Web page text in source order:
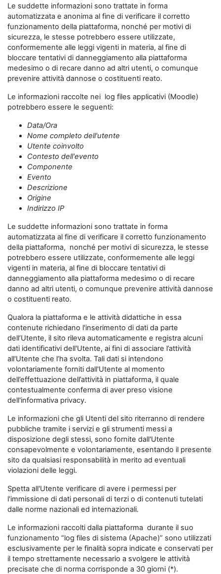
Le suddette informazioni sono trattate in forma
automatizzata e anonima al fine di verificare il corretto
funzionamento della piattaforma, nonché per motivi di
sicurezza, le stesse potrebbero essere utilizzate,
conformemente alle leggi vigenti in materia, al fine di
bloccare tentativi di danneggiamento alla piattaforma
medesimo o di recare danno ad altri utenti, o comunque
prevenire attività dannose o costituenti reato.
Le informazioni raccolte nei log files applicativi (Moodle)
potrebbero essere le seguenti:
Data/Ora
Nome completo dell'utente
Utente coinvolto
Contesto dell'evento
Componente
Evento
Descrizione
Origine
Indirizzo IP
Le suddette informazioni sono trattate in forma
automatizzata al fine di verificare il corretto funzionamento
della piattaforma, nonché per motivi di sicurezza, le stesse
potrebbero essere utilizzate, conformemente alle leggi
vigenti in materia, al fine di bloccare tentativi di
danneggiamento alla piattaforma medesimo o di recare
danno ad altri utenti, o comunque prevenire attività dannose
o costituenti reato.
Qualora la piattaforma e le attività didattiche in essa
contenute richiedano l'inserimento di dati da parte
dell’Utente, il sito rileva automaticamente e registra alcuni
dati identificativi dell'Utente, ai fini di associare l’attività
all'Utente che l’ha svolta. Tali dati si intendono
volontariamente forniti dall'Utente al momento
dell’effettuazione dell’attività in piattaforma, il quale
contestualmente conferma di aver preso visione
dell'informativa privacy.
Le informazioni che gli Utenti del sito riterranno di rendere
pubbliche tramite i servizi e gli strumenti messi a
disposizione degli stessi, sono fornite dall'Utente
consapevolmente e volontariamente, esentando il presente
sito da qualsiasi responsabilità in merito ad eventuali
violazioni delle leggi.
Spetta all'Utente verificare di avere i permessi per
l'immissione di dati personali di terzi o di contenuti tutelati
dalle norme nazionali ed internazionali.
Le informazioni raccolti dalla piattaforma durante il suo
funzionamento “log files di sistema (Apache)” sono utilizzati
esclusivamente per le finalità sopra indicate e conservati per
il tempo strettamente necessario a svolgere le attività
precisate che di norma corrisponde a 30 giorni (*).